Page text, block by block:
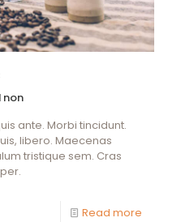
non
ante. Morbi tincidunt.
libero. Maecenas
tristique sem. Cras
Read more